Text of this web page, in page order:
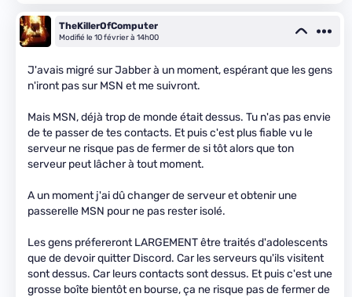
TheKillerOfComputer
Modifié le 10 février à 14h00
J'avais migré sur Jabber à un moment, espérant que les gens
n'iront pas sur MSN et me suivront.
Mais MSN, déjà trop de monde était dessus. Tu n'as pas envie
de te passer de tes contacts. Et puis c'est plus fiable vu le
serveur ne risque pas de fermer de si tôt alors que ton
serveur peut lâcher à tout moment.
A un moment j'ai dû changer de serveur et obtenir une
passerelle MSN pour ne pas rester isolé.
Les gens préfereront LARGEMENT être traités d'adolescents
que de devoir quitter Discord. Car les serveurs qu'ils visitent
sont dessus. Car leurs contacts sont dessus. Et puis c'est une
grosse boîte bientôt en bourse, ça ne risque pas de fermer de